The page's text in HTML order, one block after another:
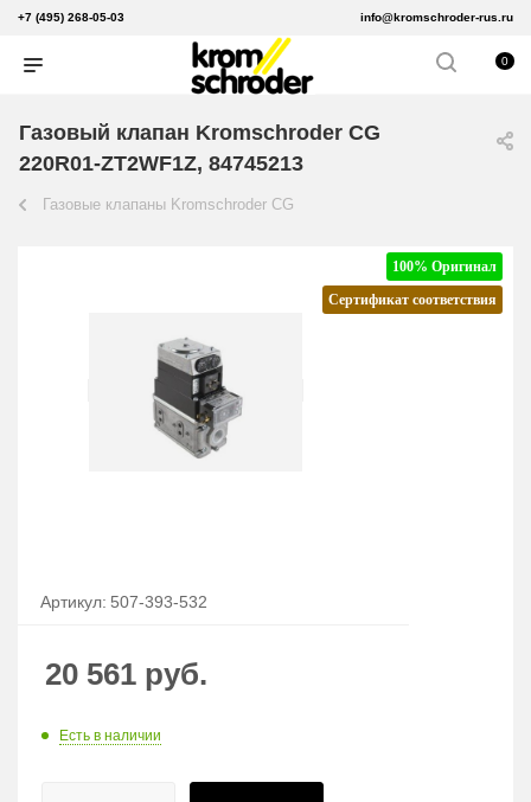
+7 (495) 268-05-03 info@kromschroder-rus.ru
0
Газовый клапан Kromschroder CG
220R01-ZT2WF1Z, 84745213
Газовые клапаны Kromschroder CG
100% Оригинал
Сертификат соответствия
Артикул: 507-393-532
20 561 руб.
Есть в наличии